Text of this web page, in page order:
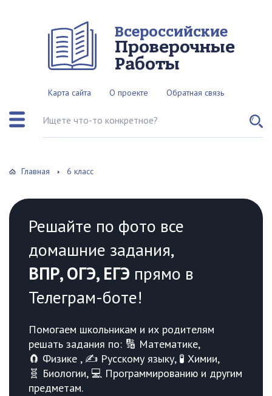
Всероссийские
Проверочные
Работы
Карта сайта О проекте Обратная связь
Поиск по сайту
Главная 6 класс
Решайте по фото все
домашние задания,
ВПР, ОГЭ, ЕГЭ прямо в
Телеграм-боте!
Помогаем школьникам и их родителям
решать задания по: 🔢 Математике,
🧲 Физике , ✍️ Русскому языку, 🧪 Химии,
🧬 Биологии, 💻 Программированию и другим
предметам.